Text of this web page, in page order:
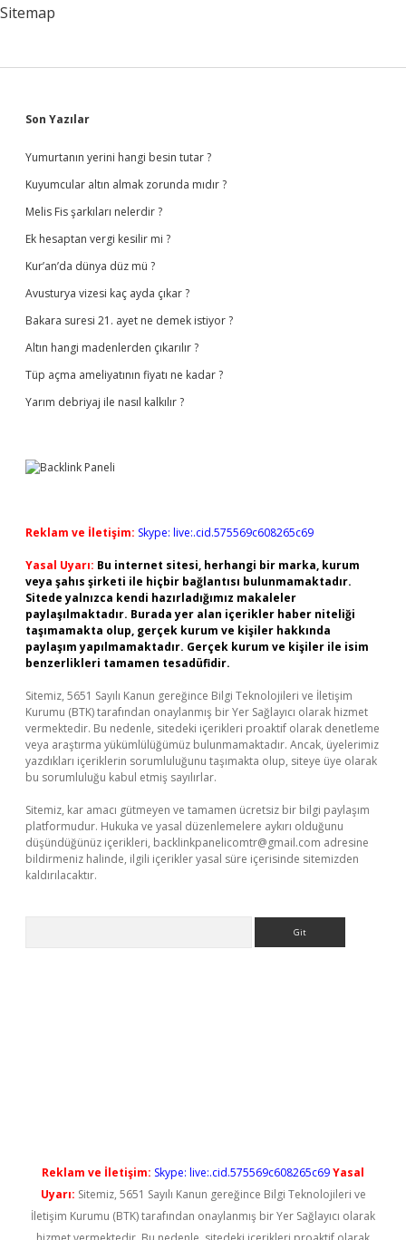
Sitemap
Sidebar
Son Yazılar
Yumurtanın yerini hangi besin tutar ?
Kuyumcular altın almak zorunda mıdır ?
Melis Fis şarkıları nelerdir ?
Ek hesaptan vergi kesilir mi ?
Kur’an’da dünya düz mü ?
Avusturya vizesi kaç ayda çıkar ?
Bakara suresi 21. ayet ne demek istiyor ?
Altın hangi madenlerden çıkarılır ?
Tüp açma ameliyatının fiyatı ne kadar ?
Yarım debriyaj ile nasıl kalkılır ?
Reklam ve İletişim: Skype: live:.cid.575569c608265c69
Yasal Uyarı: Bu internet sitesi, herhangi bir marka, kurum
veya şahıs şirketi ile hiçbir bağlantısı bulunmamaktadır.
Sitede yalnızca kendi hazırladığımız makaleler
paylaşılmaktadır. Burada yer alan içerikler haber niteliği
taşımamakta olup, gerçek kurum ve kişiler hakkında
paylaşım yapılmamaktadır. Gerçek kurum ve kişiler ile isim
benzerlikleri tamamen tesadüfidir.
Sitemiz, 5651 Sayılı Kanun gereğince Bilgi Teknolojileri ve İletişim
Kurumu (BTK) tarafından onaylanmış bir Yer Sağlayıcı olarak hizmet
vermektedir. Bu nedenle, sitedeki içerikleri proaktif olarak denetleme
veya araştırma yükümlülüğümüz bulunmamaktadır. Ancak, üyelerimiz
yazdıkları içeriklerin sorumluluğunu taşımakta olup, siteye üye olarak
bu sorumluluğu kabul etmiş sayılırlar.
Sitemiz, kar amacı gütmeyen ve tamamen ücretsiz bir bilgi paylaşım
platformudur. Hukuka ve yasal düzenlemelere aykırı olduğunu
düşündüğünüz içerikleri, backlinkpanelicomtr@gmail.com adresine
bildirmeniz halinde, ilgili içerikler yasal süre içerisinde sitemizden
kaldırılacaktır.
Reklam ve İletişim: Skype: live:.cid.575569c608265c69Yasal
Uyarı: Sitemiz, 5651 Sayılı Kanun gereğince Bilgi Teknolojileri ve
İletişim Kurumu (BTK) tarafından onaylanmış bir Yer Sağlayıcı olarak